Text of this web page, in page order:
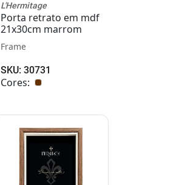
L'Hermitage
Porta retrato em mdf
21x30cm marrom
Frame
SKU: 30731
Cores: